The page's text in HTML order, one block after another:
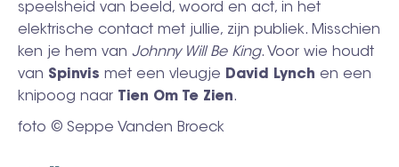
speelsheid van beeld, woord en act, in het
elektrische contact met jullie, zijn publiek. Misschien
ken je hem van Johnny Will Be King. Voor wie houdt
van Spinvis met een vleugje David Lynch en een
knipoog naar Tien Om Te Zien.
foto © Seppe Vanden Broeck